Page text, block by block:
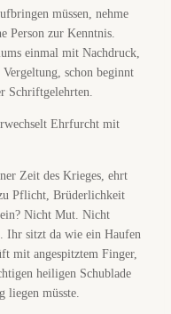
müssen, nehme
Person zur Kenntnis.
einmal mit Nachdruck,
schon beginnt
Schriftgelehrten.
Ehrfurcht mit
Zeit des Krieges, ehrt
Pflicht, Brüderlichkeit
Nicht Mut. Nicht
Ihr sitzt da wie ein Haufen
mit angespitztem Finger,
heiligen Schublade
liegen müsste.